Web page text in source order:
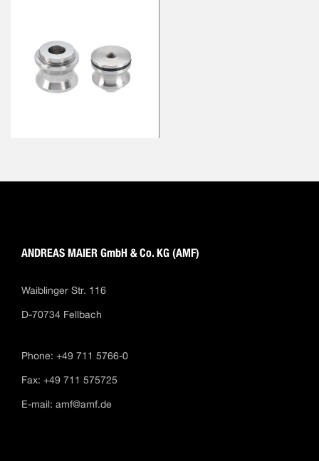
ANDREAS MAIER GmbH & Co. KG (AMF)
Waiblinger Str. 116
D-70734 Fellbach
Phone: +49 711 5766-0
Fax: +49 711 575725
E-mail: amf@amf.de